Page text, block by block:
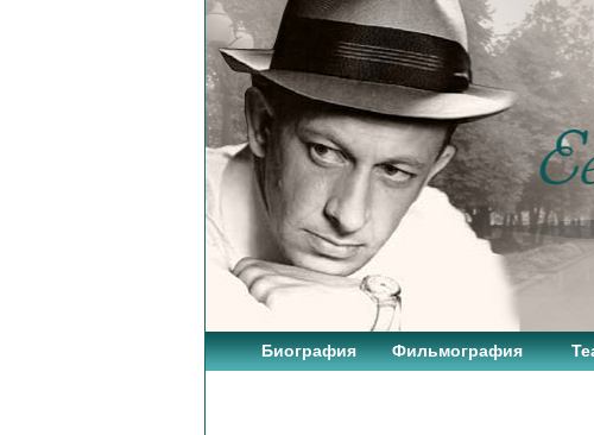
Биография Фильмография